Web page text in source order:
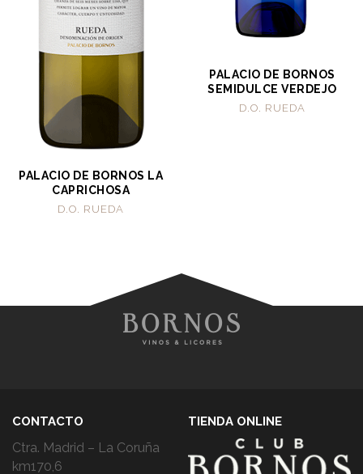
PALACIO DE BORNOS LA
CAPRICHOSA
D.O. RUEDA
PALACIO DE BORNOS
SEMIDULCE VERDEJO
D.O. RUEDA
CONTACTO
Ctra. Madrid – La Coruña
km170,6
TIENDA ONLINE